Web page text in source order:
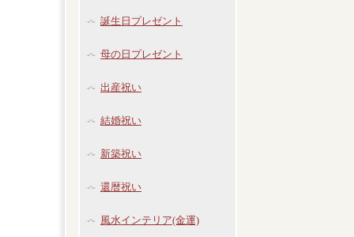
誕生日プレゼント
母の日プレゼント
出産祝い
結婚祝い
新築祝い
還暦祝い
風水インテリア(金運)